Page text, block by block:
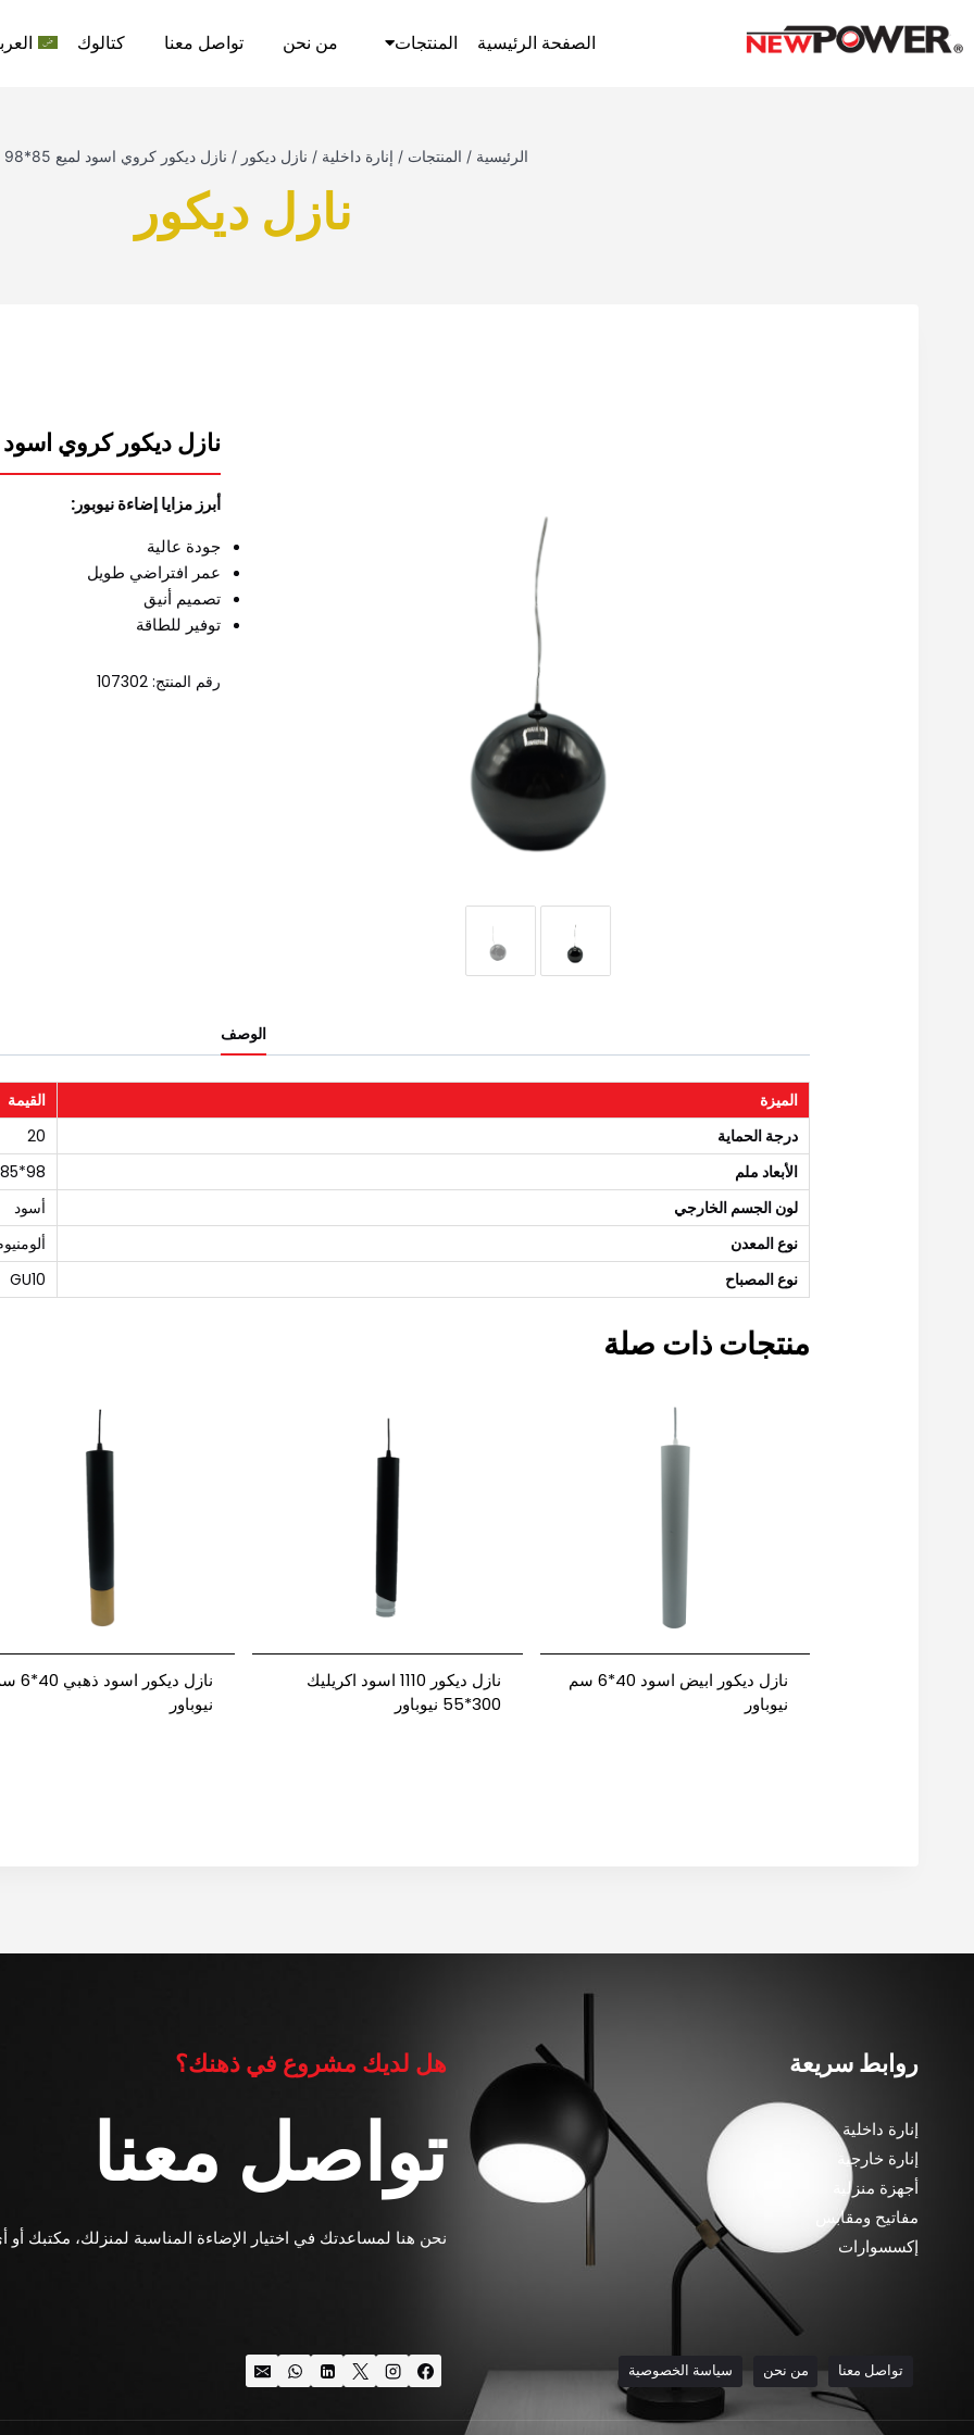
الصفحة الرئيسية المنتجات من نحن تواصل معنا كتالوك
الرئيسية / المنتجات / إنارة داخلية / نازل ديكور / نازل ديكور كروي اسود لميع 85*98 نيوباور
نازل ديكور
نازل ديكور كروي اسود لميع 85*98
أبرز مزايا إضاءة نيوبور:
جودة عالية
عمر افتراضي طويل
تصميم أنيق
توفير للطاقة
رقم المنتج: 107302
الوصف
الميزة
القيمة
درجة الحماية
20
الأبعاد ملم
98*85
لون الجسم الخارجي
أسود
نوع المعدن
نوع المصباح
GU10
منتجات ذات صلة
نازل ديكور ابيض اسود 40*6 سم
نيوباور
نازل ديكور 1110 اسود اكريليك
300*55 نيوباور
نازل ديكور
نيوباور
روابط سريعة
إنارة داخلية
إنارة خارجية
أجهزة منزلية
مفاتيح ومقابس
إكسسوارات
هل لديك مشروع في ذهنك؟
تواصل معنا
نحن هنا لمساعدتك في اختيار الإضاءة المناسبة لمنزلك، مكتبك أو
تواصل معنا من نحن سياسة الخصوصية